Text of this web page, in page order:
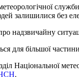
залишилися без
надзвичайну
для більшої
Національної
.